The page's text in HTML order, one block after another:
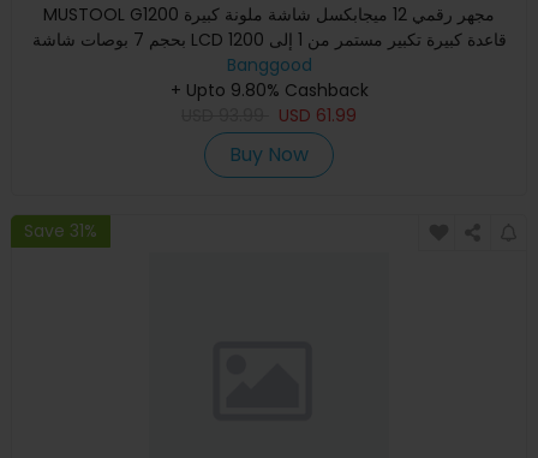
MUSTOOL G1200 مجهر رقمي 12 ميجابكسل شاشة ملونة كبيرة
بحجم 7 بوصات شاشة LCD قاعدة كبيرة تكبير مستمر من 1 إلى 1200
مرة مع
Banggood
+ Upto 9.80% Cashback
USD 61.99
Buy Now
Save 31%